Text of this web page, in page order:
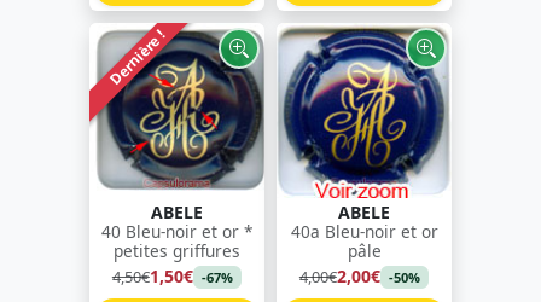
Dernière !
ABELE
40 Bleu-noir et or *
petites griffures
4,50€1,50€ -67%
ABELE
40a Bleu-noir et or
pâle
4,00€2,00€ -50%